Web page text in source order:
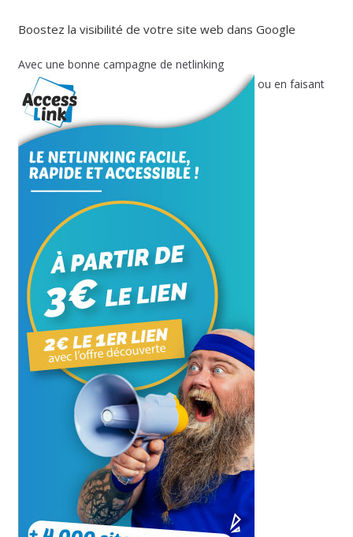
Boostez la visibilité de votre site web dans Google
Avec une bonne campagne de netlinking
ou en faisant